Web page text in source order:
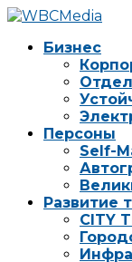
Бизнес
Персоны
Self-
Развитие
CITY